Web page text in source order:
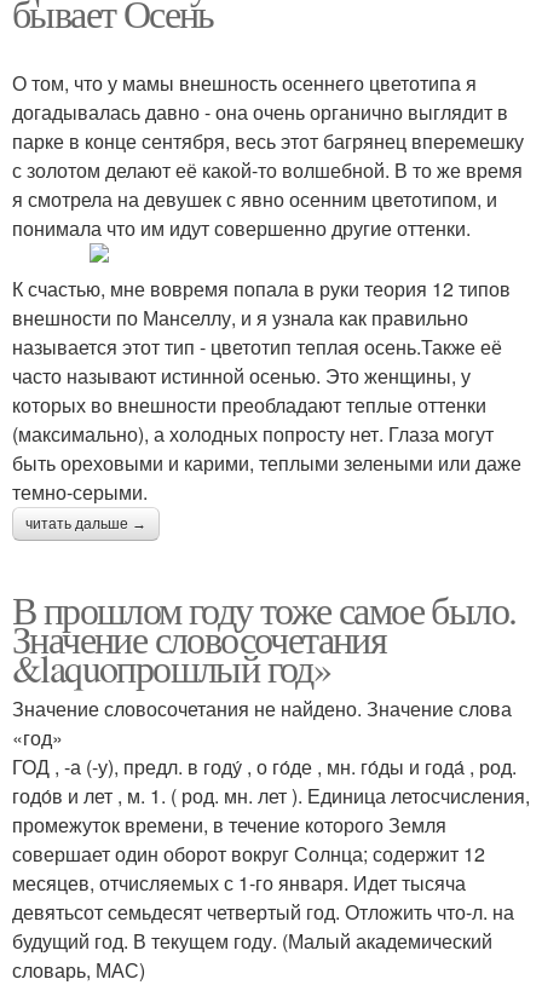
бывает Осень
О том, что у мамы внешность осеннего цветотипа я
догадывалась давно - она очень органично выглядит в
парке в конце сентября, весь этот багрянец вперемешку
с золотом делают её какой-то волшебной. В то же время
я смотрела на девушек с явно осенним цветотипом, и
понимала что им идут совершенно другие оттенки.
К счастью, мне вовремя попала в руки теория 12 типов
внешности по Манселлу, и я узнала как правильно
называется этот тип - цветотип теплая осень.Также её
часто называют истинной осенью. Это женщины, у
которых во внешности преобладают теплые оттенки
(максимально), а холодных попросту нет. Глаза могут
быть ореховыми и карими, теплыми зелеными или даже
темно-серыми.
читать дальше →
В прошлом году тоже самое было.
Значение словосочетания
&laquoпрошлый год»
Значение словосочетания не найдено. Значение слова
«год»
ГОД , -а (-у), предл. в году́ , о го́де , мн. го́ды и года́ , род.
годо́в и лет , м. 1. ( род. мн. лет ). Единица летосчисления,
промежуток времени, в течение которого Земля
совершает один оборот вокруг Солнца; содержит 12
месяцев, отчисляемых с 1-го января. Идет тысяча
девятьсот семьдесят четвертый год. Отложить что-л. на
будущий год. В текущем году. (Малый академический
словарь, МАС)